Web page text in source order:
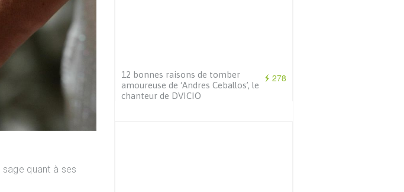
quant à ses
278
12 bonnes raisons de tomber
amoureuse de ‘Andres Ceballos’, le
chanteur de DVICIO